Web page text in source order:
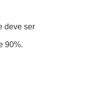
deve ser
90%.